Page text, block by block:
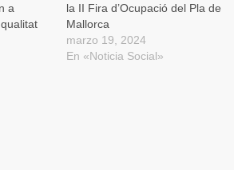
a
la II Fira d’Ocupació del Pla de
Mallorca
marzo 19, 2024
En «Noticia Social»